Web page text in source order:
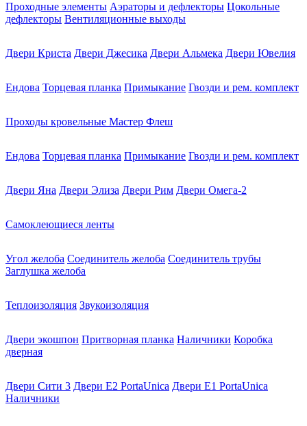
Проходные элементы Аэраторы и дефлекторы Цокольные
дефлекторы Вентиляционные выходы
Двери Криста Двери Джесика Двери Альмека Двери Ювелия
Ендова Торцевая планка Примыкание Гвозди и рем. комплект
Проходы кровельные Мастер Флеш
Ендова Торцевая планка Примыкание Гвозди и рем. комплект
Двери Яна Двери Элиза Двери Рим Двери Омега-2
Самоклеющиеся ленты
Угол желоба Соединитель желоба Соединитель трубы
Заглушка желоба
Теплоизоляция Звукоизоляция
Двери экошпон Притворная планка Наличники Коробка
дверная
Двери Сити 3 Двери E2 PortaUnica Двери E1 PortaUnica
Наличники